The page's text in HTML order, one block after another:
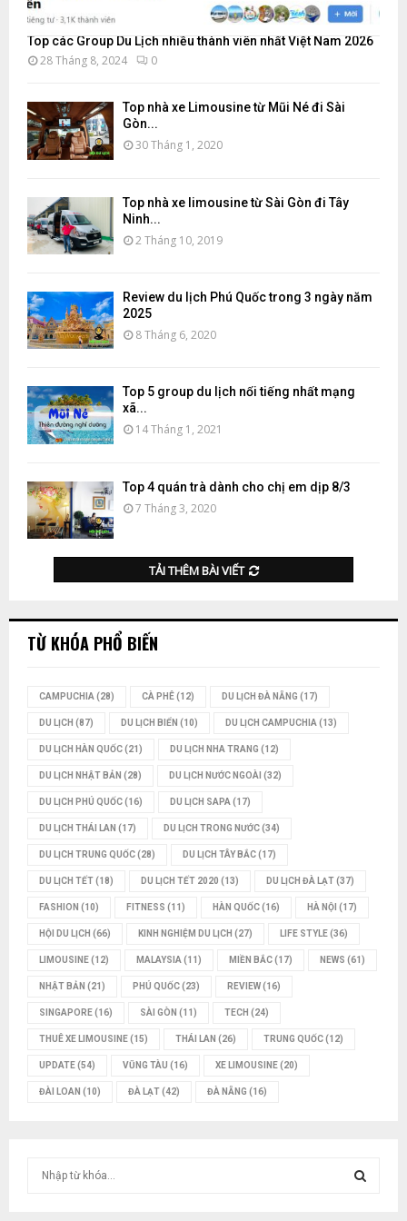
Top các Group Du Lịch nhiều thành viên nhất Việt Nam 2026
28 Tháng 8, 2024 0
Top nhà xe Limousine từ Mũi Né đi Sài
Gòn...
30 Tháng 1, 2020
Top nhà xe limousine từ Sài Gòn đi Tây
Ninh...
2 Tháng 10, 2019
Review du lịch Phú Quốc trong 3 ngày năm
2025
8 Tháng 6, 2020
Top 5 group du lịch nổi tiếng nhất mạng
xã...
14 Tháng 1, 2021
Top 4 quán trà dành cho chị em dịp 8/3
7 Tháng 3, 2020
TẢI THÊM BÀI VIẾT
TỪ KHÓA PHỔ BIẾN
CAMPUCHIA (28) CÀ PHÊ(12) DU LỊCH ĐÀ NẴNG (17)
DU LỊCH (87) DU LỊCH BIỂN (10) DU LỊCH CAMPUCHIA (13)
DU LỊCH HÀN QUỐC(21) DU LỊCH NHA TRANG (12)
DU LỊCH NHẬT BẢN (28) DU LỊCH NƯỚC NGOÀI (32)
DU LỊCH PHÚ QUỐC(16) DU LỊCH SAPA (17)
DU LỊCH THÁI LAN (17) DU LỊCH TRONG NƯỚC(34)
DU LỊCH TRUNG QUỐC(28) DU LỊCH TÂY BẮC(17)
DU LỊCH TẾT(18) DU LỊCH TẾT 2020 (13) DU LỊCH ĐÀ LẠT(37)
FASHION (10) FITNESS (11) HÀN QUỐC(16) HÀ NỘI (17)
HỘI DU LỊCH (66) KINH NGHIỆM DU LỊCH (27) LIFE STYLE(36)
LIMOUSINE(12) MALAYSIA (11) MIỀN BẮC(17) NEWS (61)
NHẬT BẢN (21) PHÚ QUỐC(23) REVIEW(16)
SINGAPORE(16) SÀI GÒN (11) TECH (24)
THUÊ XE LIMOUSINE(15) THÁI LAN (26) TRUNG QUỐC(12)
UPDATE(54) VŨNG TÀU (16) XE LIMOUSINE(20)
ĐÀI LOAN (10) ĐÀ LẠT(42) ĐÀ NẴNG (16)